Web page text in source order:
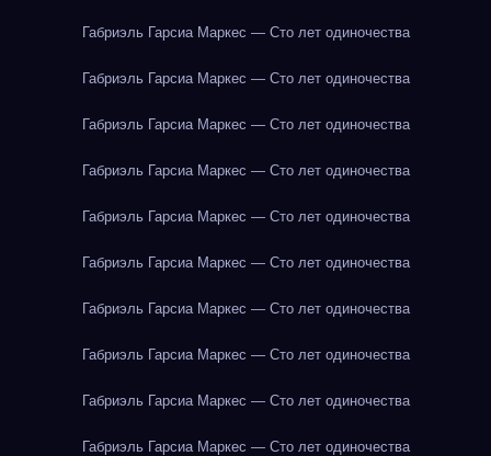
Габриэль Гарсиа Маркес — Сто лет одиночества
Габриэль Гарсиа Маркес — Сто лет одиночества
Габриэль Гарсиа Маркес — Сто лет одиночества
Габриэль Гарсиа Маркес — Сто лет одиночества
Габриэль Гарсиа Маркес — Сто лет одиночества
Габриэль Гарсиа Маркес — Сто лет одиночества
Габриэль Гарсиа Маркес — Сто лет одиночества
Габриэль Гарсиа Маркес — Сто лет одиночества
Габриэль Гарсиа Маркес — Сто лет одиночества
Габриэль Гарсиа Маркес — Сто лет одиночества